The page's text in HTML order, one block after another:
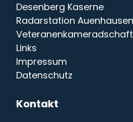
Desenberg Kaserne
Radarstation Auenhausen
Veteranenkameradschaft
Links
Impressum
Datenschutz
Kontakt